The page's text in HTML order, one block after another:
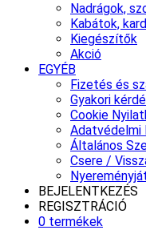
Nadrágok,
Kabátok,
Kiegészítők
Akció
EGYÉB
Fizetés és
Gyakori
Cookie
Adatvédelmi
Általános
Csere /
BEJELENTKEZÉS
REGISZTRÁCIÓ
0 termékek